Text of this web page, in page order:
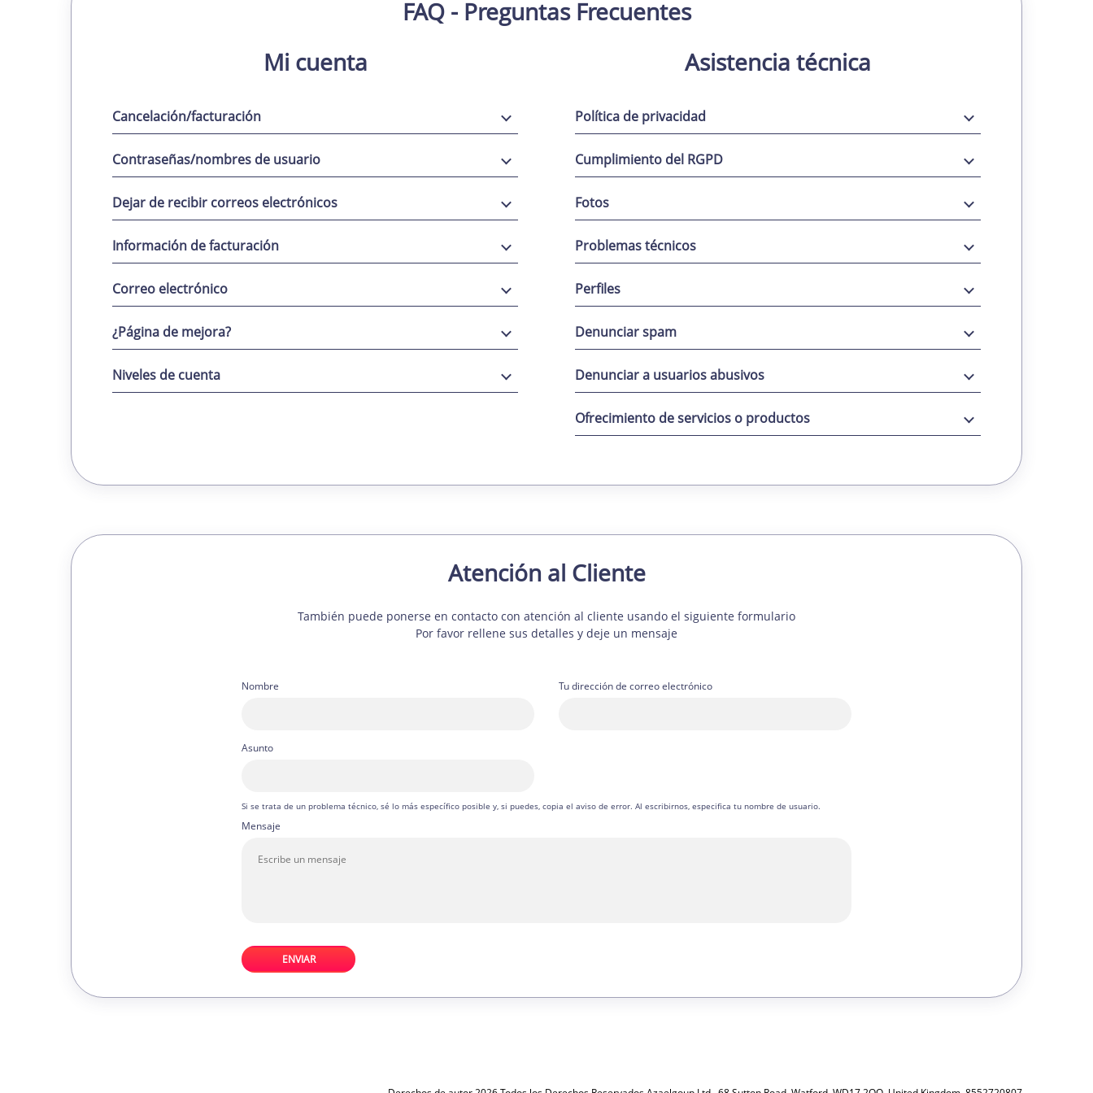
FAQ - Preguntas Frecuentes
Mi cuenta
Cancelación/facturación
Contraseñas/nombres de usuario
Dejar de recibir correos electrónicos
Información de facturación
Correo electrónico
¿Página de mejora?
Niveles de cuenta
Asistencia técnica
Política de privacidad
Cumplimiento del RGPD
Fotos
Problemas técnicos
Perfiles
Denunciar spam
Denunciar a usuarios abusivos
Ofrecimiento de servicios o productos
Atención al Cliente
También puede ponerse en contacto con atención al cliente usando el siguiente formulario
Por favor rellene sus detalles y deje un mensaje
Nombre Tu dirección de correo electrónico
Asunto
Si se trata de un problema técnico, sé lo más específico posible y, si puedes, copia el aviso de error. Al escribirnos, especifica tu nombre de usuario.
Mensaje